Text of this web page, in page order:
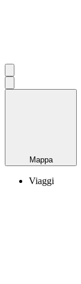
Mappa
Viaggi